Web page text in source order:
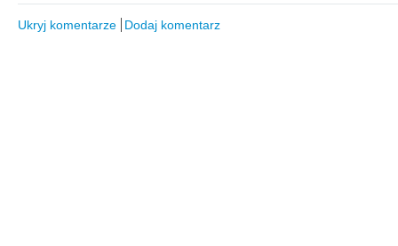
Ukryj komentarze Dodaj komentarz